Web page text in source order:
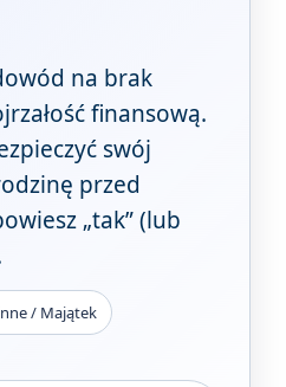
na brak
finansową.
swój
przed
„tak” (lub
/ Majątek